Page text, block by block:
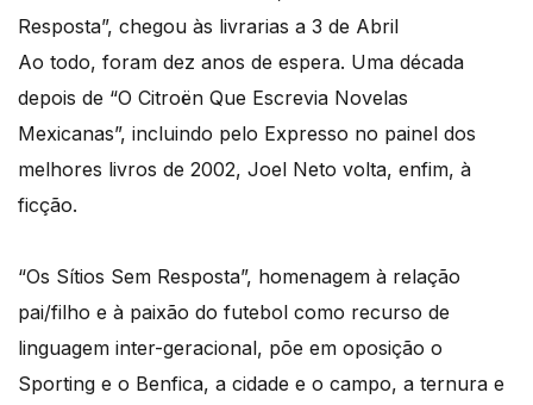
Resposta”, chegou às livrarias a 3 de Abril
Ao todo, foram dez anos de espera. Uma década
depois de “O Citroën Que Escrevia Novelas
Mexicanas”, incluindo pelo Expresso no painel dos
melhores livros de 2002, Joel Neto volta, enfim, à
ficção.
“Os Sítios Sem Resposta”, homenagem à relação
pai/filho e à paixão do futebol como recurso de
linguagem inter-geracional, põe em oposição o
Sporting e o Benfica, a cidade e o campo, a ternura e